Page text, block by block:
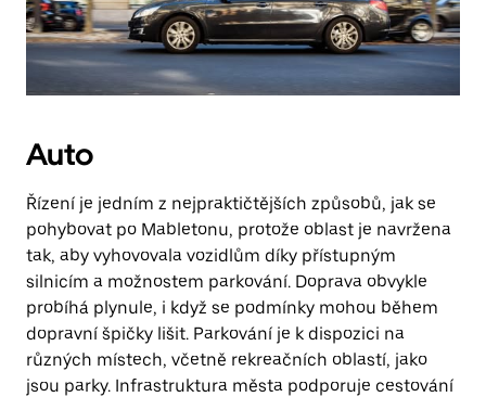
Auto
Řízení je jedním z nejpraktičtějších způsobů, jak se
pohybovat po Mabletonu, protože oblast je navržena
tak, aby vyhovovala vozidlům díky přístupným
silnicím a možnostem parkování. Doprava obvykle
probíhá plynule, i když se podmínky mohou během
dopravní špičky lišit. Parkování je k dispozici na
různých místech, včetně rekreačních oblastí, jako
jsou parky. Infrastruktura města podporuje cestování